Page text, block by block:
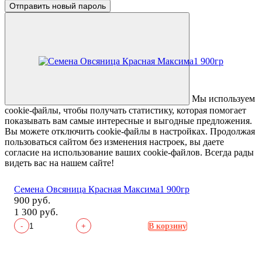
Семена Овсяница Красная Максима1 900гр
900 руб.
1 300 руб.
- + В корзину
Отправить новый пароль
Мы используем
cookie-файлы, чтобы получать статистику, которая помогает
показывать вам самые интересные и выгодные предложения.
Вы можете отключить cookie-файлы в настройках. Продолжая
пользоваться сайтом без изменения настроек, вы даете
согласие на использование ваших cookie-файлов. Всегда рады
видеть вас на нашем сайте!